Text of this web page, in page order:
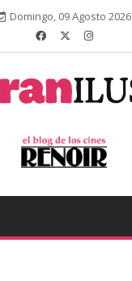
Domingo, 09 Agosto 2026